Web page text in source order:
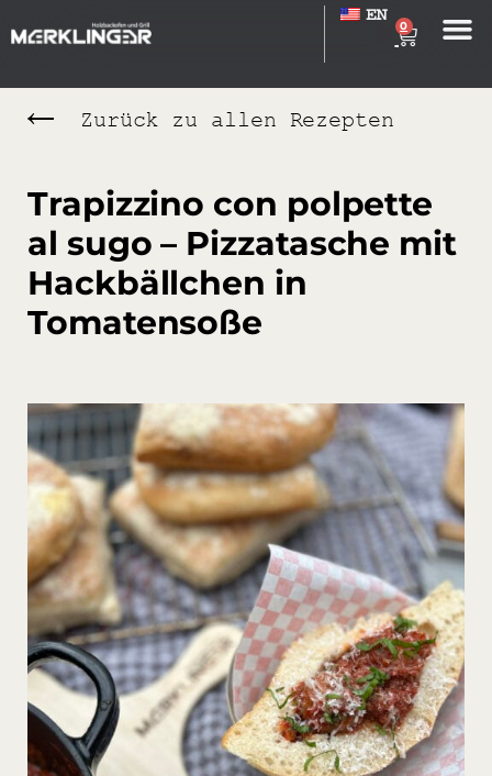
0
EN
Zurück zu allen Rezepten
Trapizzino con polpette
al sugo – Pizzatasche mit
Hackbällchen in
Tomatensoße